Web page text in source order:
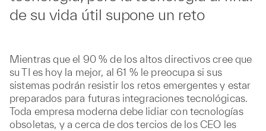
de su vida útil supone un reto
Mientras que el 90 % de los altos directivos cree que
su TI es hoy la mejor, al 61 % le preocupa si sus
sistemas podrán resistir los retos emergentes y estar
preparados para futuras integraciones tecnológicas.
Toda empresa moderna debe lidiar con tecnologías
obsoletas, y a cerca de dos tercios de los CEO les